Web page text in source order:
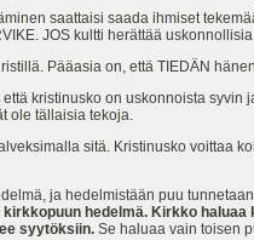
saattaisi saada ihmiset
JOS kultti herättää
Pääasia on, että TIEDÄN
kristinusko on uskonnoista
ole tällaisia tekoja.
sitä. Kristinusko voittaa
ja hedelmistään puu
kirkkopuun hedelmä. Kirkko
syytöksiin. Se haluaa vain toisen